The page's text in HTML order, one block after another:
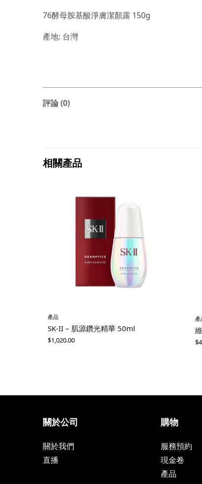
76酵母胺基酸淨膚潔顏露 150g
產地: 台灣
評論 (0)
相關產品
產品
SK-II – 肌源鑽光精華 50ml
$1,020.00
產
$
關於公司
關於我們
直播
購物
服務預約
現金卷
產品